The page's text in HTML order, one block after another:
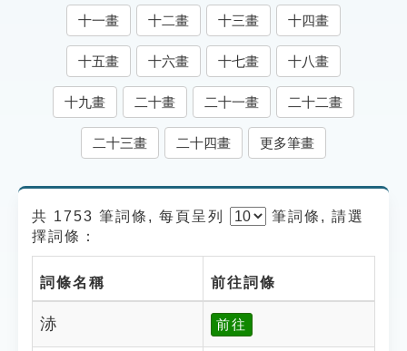
單字索引
生命大百科索引
遊戲專區
貓頭鷹博士
十一畫 十二畫 十三畫 十四畫
十五畫 十六畫 十七畫 十八畫
十九畫 二十畫 二十一畫 二十二畫
二十三畫 二十四畫 更多筆畫
共 1753 筆詞條, 每頁呈列 筆詞條, 請選
擇詞條：
詞條名稱 前往詞條
浾 前往